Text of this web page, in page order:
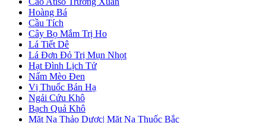
Hoàng Bá
Cầu Tích
Cây Bọ Mắm Trị Ho
Lá Tiết Dê
Lá Đơn Đỏ Trị Mụn Nhọt
Hạt Đình Lịch Tử
Nấm Mèo Đen
Vị Thuốc Bán Hạ
Ngải Cứu Khô
Bạch Quả Khô
Mặt Nạ Thảo Dược| Mặt Nạ Thuốc Bắc